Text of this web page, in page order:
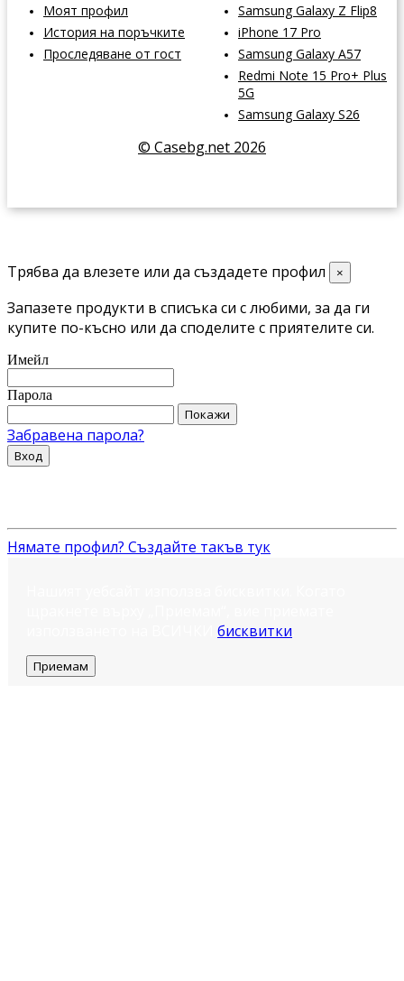
Моят профил
История на поръчките
Проследяване от гост
Samsung Galaxy Z Flip8
iPhone 17 Pro
Samsung Galaxy A57
Redmi Note 15 Pro+ Plus
5G
Samsung Galaxy S26
© Casebg.net 2026
Трябва да влезете или да създадете профил ×
Запазете продукти в списъка си с любими, за да ги
купите по-късно или да споделите с приятелите си.
Имейл
Парола
Покажи
Забравена парола?
Вход
Нямате профил? Създайте такъв тук
бисквитки
Приемам